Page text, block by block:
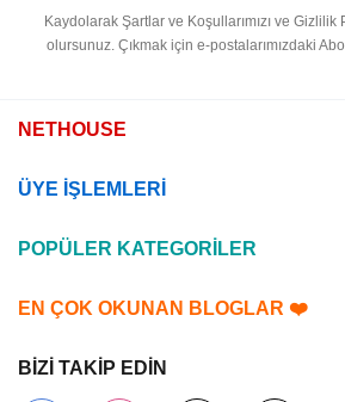
Kaydolarak Şartlar ve Koşullarımızı ve Gizlilik
olursunuz. Çıkmak için e-postalarımızdaki
NETHOUSE
ÜYE İŞLEMLERİ
POPÜLER KATEGORİLER
EN ÇOK OKUNAN BLOGLAR ❤️
BİZİ TAKİP EDİN